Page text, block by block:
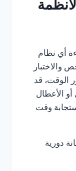
أي نظام
والاختبار
الوقت، قد
أو الأعطال
وقت
دورية